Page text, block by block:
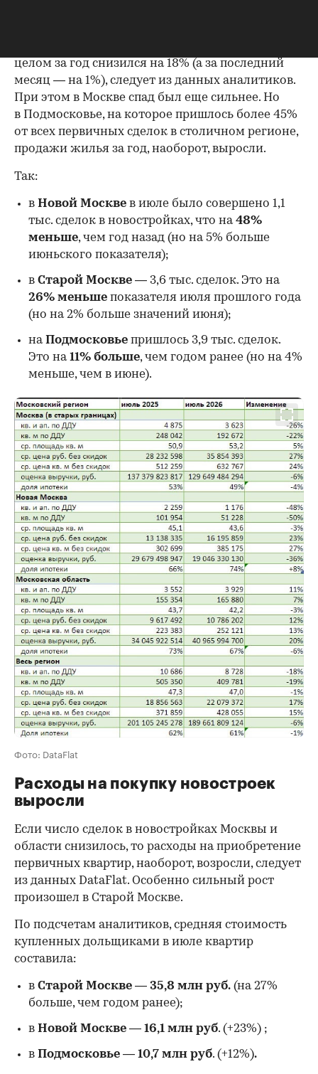
целом за год снизился на 18% (а за последний
месяц — на 1%), следует из данных аналитиков.
При этом в Москве спад был еще сильнее. Но
в Подмосковье, на которое пришлось более 45%
от всех первичных сделок в столичном регионе,
продажи жилья за год, наоборот, выросли.
00:00 / 00:00
Так:
в Новой Москве в июле было совершено 1,1
тыс. сделок в новостройках, что на48%
меньше, чем год назад (но на 5% больше
июньского показателя);
в Старой Москве — 3,6 тыс. сделок. Это на
26% меньше показателя июля прошлого года
(но на 2% больше значений июня);
наПодмосковье пришлось 3,9 тыс. сделок.
Это на11% больше, чем годом ранее (но на 4%
меньше, чем в июне).
Фото: DataFlat
Расходы на покупку новостроек
выросли
Если число сделок в новостройках Москвы и
области снизилось, то расходы на приобретение
первичных квартир, наоборот, возросли, следует
из данных DataFlat. Особенно сильный рост
произошел в Старой Москве.
По подсчетам аналитиков, средняя стоимость
купленных дольщиками в июле квартир
составила:
в Старой Москве — 35,8 млн руб. (на 27%
больше, чем годом ранее);
в Новой Москве — 16,1 млн руб. (+23%) ;
в Подмосковье — 10,7 млн руб. (+12%).